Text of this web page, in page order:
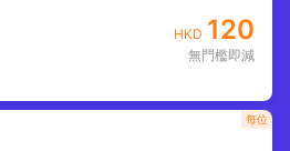
HKD 120
無門檻即減
每位